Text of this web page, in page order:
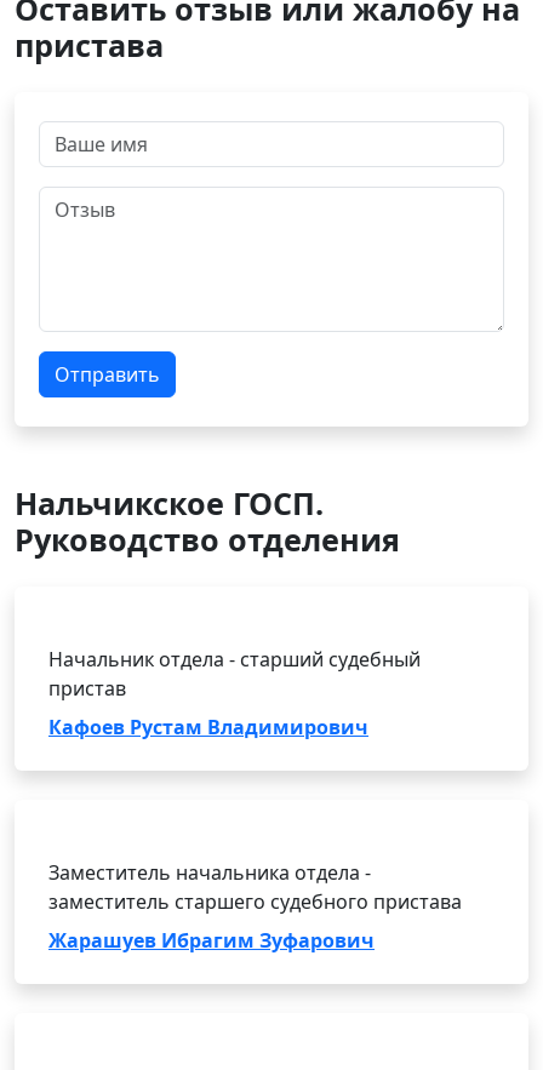
Оставить отзыв или жалобу на
пристава
Отправить
Нальчикское ГОСП.
Руководство отделения
Начальник отдела - старший судебный
пристав
Кафоев Рустам Владимирович
Заместитель начальника отдела -
заместитель старшего судебного пристава
Жарашуев Ибрагим Зуфарович